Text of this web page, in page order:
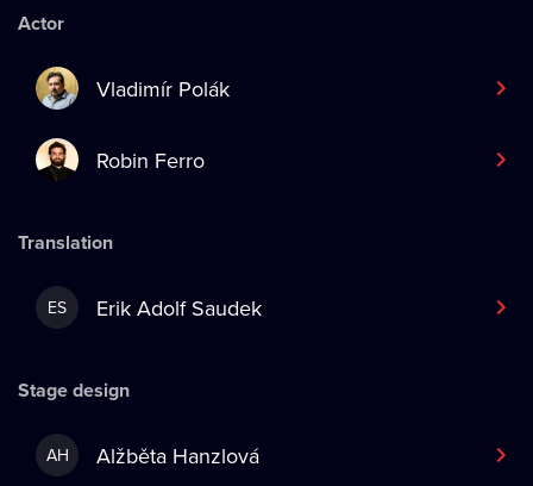
Actor
Vladimír Polák
Robin Ferro
Translation
ES Erik Adolf Saudek
Stage design
AH Alžběta Hanzlová